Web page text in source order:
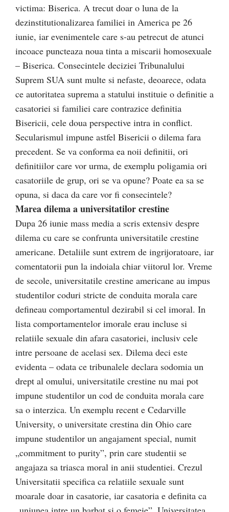
victima: Biserica. A trecut doar o luna de la
dezinstitutionalizarea familiei in America pe 26
iunie, iar evenimentele care s-au petrecut de atunci
incoace puncteaza noua tinta a miscarii homosexuale
– Biserica. Consecintele deciziei Tribunalului
Suprem SUA sunt multe si nefaste, deoarece, odata
ce autoritatea suprema a statului instituie o definitie a
casatoriei si familiei care contrazice definitia
Bisericii, cele doua perspective intra in conflict.
Secularismul impune astfel Bisericii o dilema fara
precedent. Se va conforma ea noii definitii, ori
definitiilor care vor urma, de exemplu poligamia ori
casatoriile de grup, ori se va opune? Poate ea sa se
opuna, si daca da care vor fi consecintele?
Marea dilema a universitatilor crestine
Dupa 26 iunie mass media a scris extensiv despre
dilema cu care se confrunta universitatile crestine
americane. Detaliile sunt extrem de ingrijoratoare, iar
comentatorii pun la indoiala chiar viitorul lor. Vreme
de secole, universitatile crestine americane au impus
studentilor coduri stricte de conduita morala care
defineau comportamentul dezirabil si cel imoral. In
lista comportamentelor imorale erau incluse si
relatiile sexuale din afara casatoriei, inclusiv cele
intre persoane de acelasi sex. Dilema deci este
evidenta – odata ce tribunalele declara sodomia un
drept al omului, universitatile crestine nu mai pot
impune studentilor un cod de conduita morala care
sa o interzica. Un exemplu recent e Cedarville
University, o universitate crestina din Ohio care
impune studentilor un angajament special, numit
„commitment to purity”, prin care studentii se
angajaza sa triasca moral in anii studentiei. Crezul
Universitatii specifica ca relatiile sexuale sunt
moarale doar in casatorie, iar casatoria e definita ca